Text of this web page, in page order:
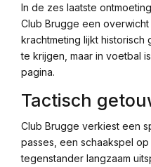
In de zes laatste
Club Brugge een
krachtmeting lijkt
te krijgen, maar in voetbal
pagina.
Tactisch
Club Brugge verkiest een
passes, een schaakspel
tegenstander langzaam